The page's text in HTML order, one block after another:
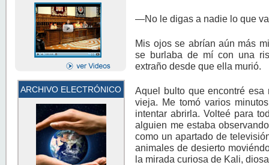
ARCHIVO ELECTRÓNICO
—No le digas a nadie lo que
Mis ojos se abrían aún más
se burlaba de mí con una
extraño desde que ella murió.
Aquel bulto que encontré
vieja. Me tomó varios
intentar abrirla. Volteé para
alguien me estaba
como un apartado de
animales de desierto
la mirada curiosa de Kali,